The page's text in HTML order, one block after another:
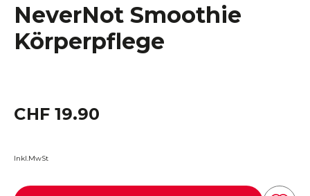
NeverNot Smoothie
Körperpflege
CHF 19.90
Inkl.MwSt